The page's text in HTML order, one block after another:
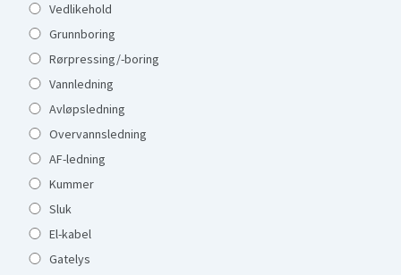
Vedlikehold
Grunnboring
Rørpressing/-boring
Vannledning
Avløpsledning
Overvannsledning
AF-ledning
Kummer
Sluk
El-kabel
Gatelys